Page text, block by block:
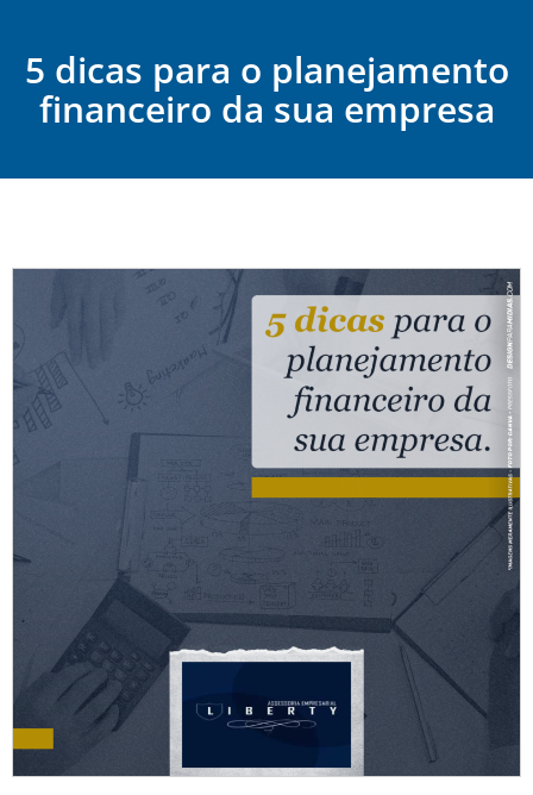
5 dicas para o planejamento
financeiro da sua empresa